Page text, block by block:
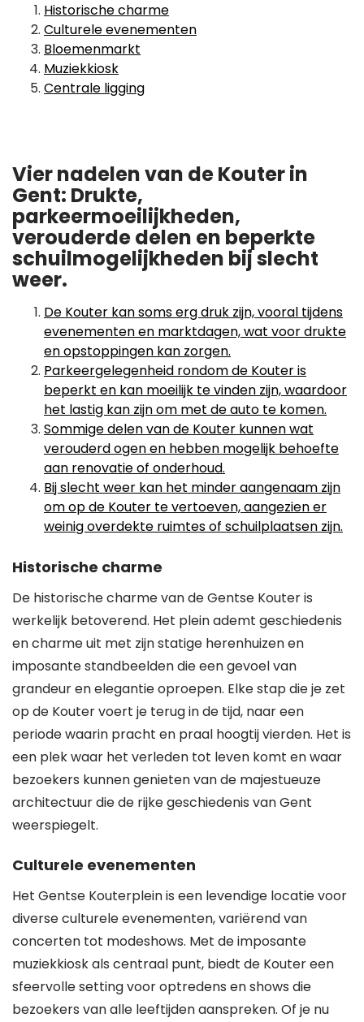
Historische charme
Culturele evenementen
Bloemenmarkt
Muziekkiosk
Centrale ligging
Vier nadelen van de Kouter in
Gent: Drukte,
parkeermoeilijkheden,
verouderde delen en beperkte
schuilmogelijkheden bij slecht
weer.
De Kouter kan soms erg druk zijn, vooral tijdens
evenementen en marktdagen, wat voor drukte
en opstoppingen kan zorgen.
Parkeergelegenheid rondom de Kouter is
beperkt en kan moeilijk te vinden zijn, waardoor
het lastig kan zijn om met de auto te komen.
Sommige delen van de Kouter kunnen wat
verouderd ogen en hebben mogelijk behoefte
aan renovatie of onderhoud.
Bij slecht weer kan het minder aangenaam zijn
om op de Kouter te vertoeven, aangezien er
weinig overdekte ruimtes of schuilplaatsen zijn.
Historische charme
De historische charme van de Gentse Kouter is
werkelijk betoverend. Het plein ademt geschiedenis
en charme uit met zijn statige herenhuizen en
imposante standbeelden die een gevoel van
grandeur en elegantie oproepen. Elke stap die je zet
op de Kouter voert je terug in de tijd, naar een
periode waarin pracht en praal hoogtij vierden. Het is
een plek waar het verleden tot leven komt en waar
bezoekers kunnen genieten van de majestueuze
architectuur die de rijke geschiedenis van Gent
weerspiegelt.
Culturele evenementen
Het Gentse Kouterplein is een levendige locatie voor
diverse culturele evenementen, variërend van
concerten tot modeshows. Met de imposante
muziekkiosk als centraal punt, biedt de Kouter een
sfeervolle setting voor optredens en shows die
bezoekers van alle leeftijden aanspreken. Of je nu